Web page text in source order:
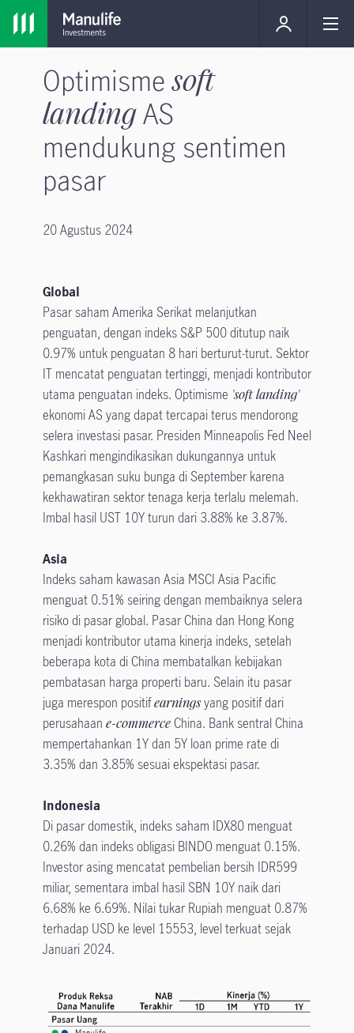
Optimismesoft
landingAS
mendukung sentimen
pasar
20 Agustus 2024
Global
Pasar saham Amerika Serikat melanjutkan
penguatan, dengan indeks S&P 500 ditutup naik
0.97% untuk penguatan 8 hari berturut-turut. Sektor
IT mencatat penguatan tertinggi, menjadi kontributor
utama penguatan indeks. Optimisme 'soft landing'
ekonomi AS yang dapat tercapai terus mendorong
selera investasi pasar. Presiden Minneapolis Fed Neel
Kashkari mengindikasikan dukungannya untuk
pemangkasan suku bunga di September karena
kekhawatiran sektor tenaga kerja terlalu melemah.
Imbal hasil UST 10Y turun dari 3.88% ke 3.87%.
Asia
Indeks saham kawasan Asia MSCI Asia Pacific
menguat 0.51% seiring dengan membaiknya selera
risiko di pasar global. Pasar China dan Hong Kong
menjadi kontributor utama kinerja indeks, setelah
beberapa kota di China membatalkan kebijakan
pembatasan harga properti baru. Selain itu pasar
juga merespon positifearningsyang positif dari
perusahaan e-commerceChina. Bank sentral China
mempertahankan 1Y dan 5Y loan prime rate di
3.35% dan 3.85% sesuai ekspektasi pasar.
Indonesia
Di pasar domestik, indeks saham IDX80 menguat
0.26% dan indeks obligasi BINDO menguat 0.15%.
Investor asing mencatat pembelian bersih IDR599
miliar, sementara imbal hasil SBN 10Y naik dari
6.68% ke 6.69%. Nilai tukar Rupiah menguat 0.87%
terhadap USD ke level 15553, level terkuat sejak
Januari 2024.